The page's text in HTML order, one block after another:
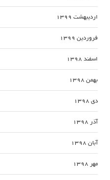
اردیبهشت 1399
فروردین 1399
اسفند 1398
بهمن 1398
دی 1398
آذر 1398
آبان 1398
مهر 1398